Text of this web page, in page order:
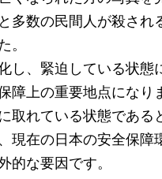
多数の民間人が殺さ
。
し、緊迫している状
障上の重要地点にな
取れている状態である
現在の日本の安全保
的な要因です。